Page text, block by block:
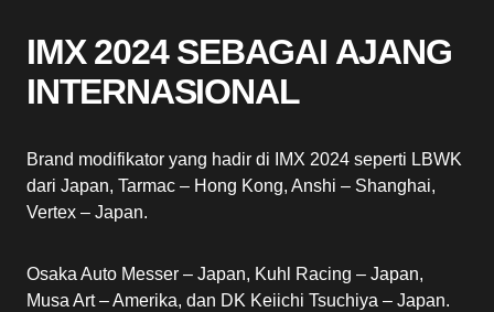
IMX 2024 SEBAGAI AJANG
INTERNASIONAL
Brand modifikator yang hadir di IMX 2024 seperti LBWK
dari Japan, Tarmac – Hong Kong, Anshi – Shanghai,
Vertex – Japan.
Osaka Auto Messer – Japan, Kuhl Racing – Japan,
Musa Art – Amerika, dan DK Keiichi Tsuchiya – Japan.